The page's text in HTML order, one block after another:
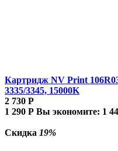
Картридж NV Print
3335/3345, 15000K
2 730 Р
1 290 Р Вы экономите: 1
Скидка 19%